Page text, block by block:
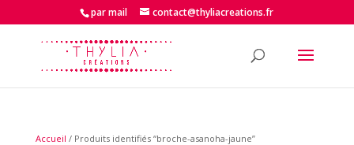
par mail contact@thyliacreations.fr
Accueil / Produits identifiés “broche-asanoha-jaune”